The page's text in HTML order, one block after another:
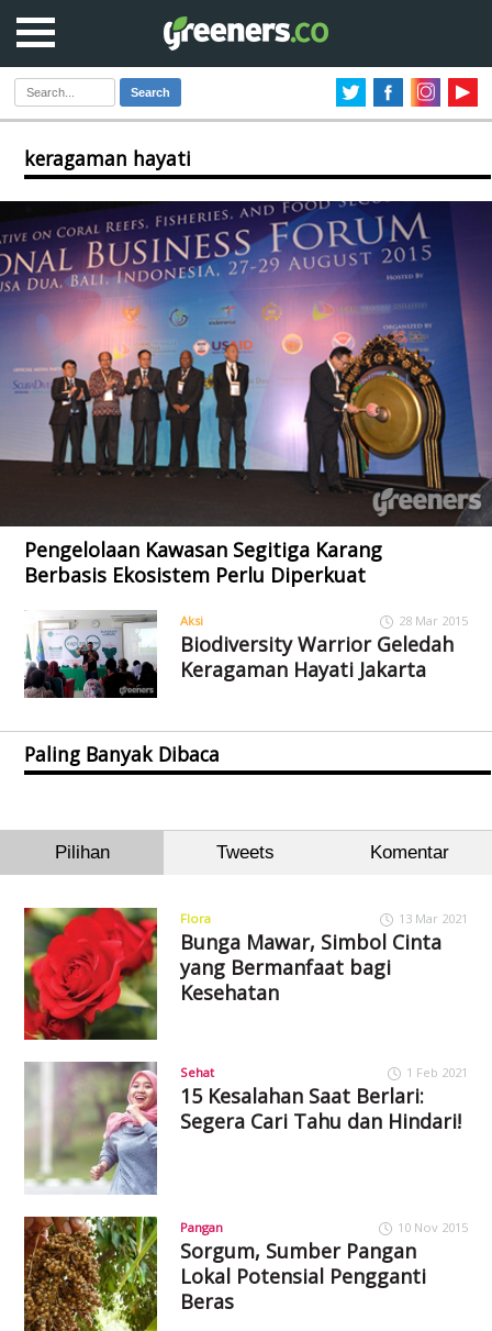
Search
keragaman hayati
Pengelolaan Kawasan Segitiga Karang
Berbasis Ekosistem Perlu Diperkuat
Aksi 28 Mar 2015
Biodiversity Warrior Geledah
Keragaman Hayati Jakarta
Paling Banyak Dibaca
Pilihan Tweets Komentar
Flora 13 Mar 2021
Bunga Mawar, Simbol Cinta
yang Bermanfaat bagi
Kesehatan
Sehat 1 Feb 2021
15 Kesalahan Saat Berlari:
Segera Cari Tahu dan Hindari!
Pangan 10 Nov 2015
Sorgum, Sumber Pangan
Lokal Potensial Pengganti
Beras